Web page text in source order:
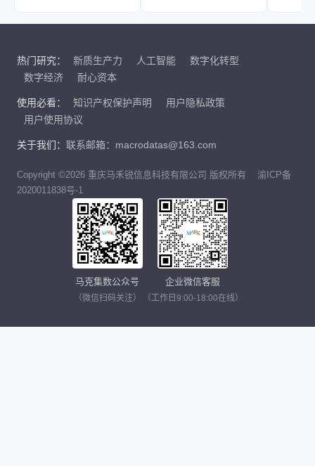
热门研究： 新质生产力 人工智能
数字化转型
数字经济
耐心资本
使用必看： 知识产权保护声明
用户隐私政策
用户使用协议
关于我们： 联系邮箱：macrodatas@163.com
Copyright ©2026 重庆马禾锐信息科技有限公司 版权所有
渝ICP备
2020011838号-1
马克集数公众号
（微信扫码关注）
企业微信客服
（工作日9:00-18:00在线）